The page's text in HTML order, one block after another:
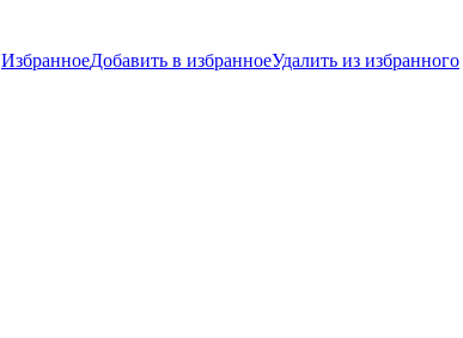
ИзбранноеДобавить в избранноеУдалить из избранного